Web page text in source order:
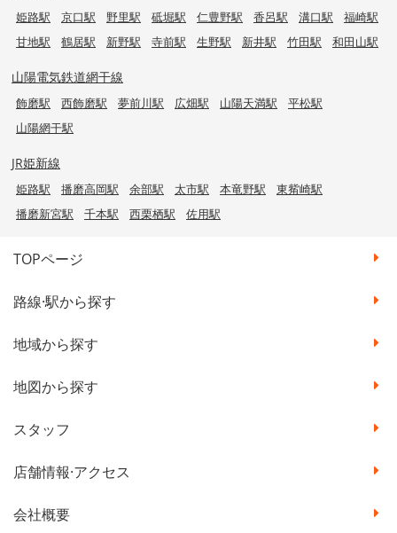
姫路駅 京口駅 野里駅 砥堀駅 仁豊野駅 香呂駅 溝口駅
福崎駅
甘地駅
鶴居駅 新野駅 寺前駅 生野駅 新井駅 竹田駅 和田山駅
山陽電気鉄道網干線
飾磨駅 西飾磨駅 夢前川駅 広畑駅 山陽天満駅
平松駅
山陽網干駅
JR姫新線
姫路駅 播磨高岡駅 余部駅 太市駅 本竜野駅
東觜崎駅
播磨新宮駅
千本駅 西栗栖駅 佐用駅
TOPページ
路線·駅から探す
地域から探す
地図から探す
スタッフ
店舗情報·アクセス
会社概要